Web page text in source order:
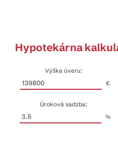
Hypotekárna
Výška úveru:
€
Úroková sadzba:
%